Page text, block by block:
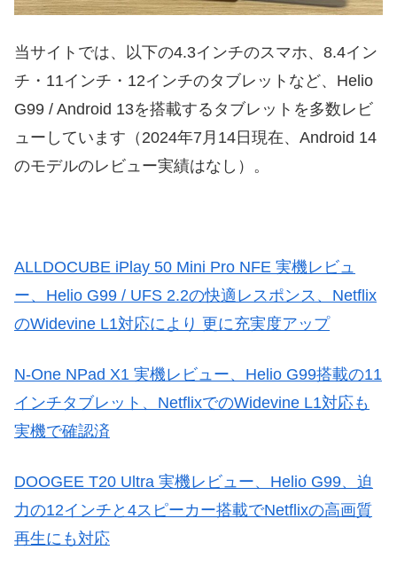
当サイトでは、以下の4.3インチのスマホ、8.4イン
チ・11インチ・12インチのタブレットなど、Helio
G99 / Android 13を搭載するタブレットを多数レビ
ューしています（2024年7月14日現在、Android 14
のモデルのレビュー実績はなし）。
ALLDOCUBE iPlay 50 Mini Pro NFE 実機レビュ
ー、Helio G99 / UFS 2.2の快適レスポンス、Netflix
のWidevine L1対応により 更に充実度アップ
N-One NPad X1 実機レビュー、Helio G99搭載の11
インチタブレット、NetflixでのWidevine L1対応も
実機で確認済
DOOGEE T20 Ultra 実機レビュー、Helio G99、迫
力の12インチと4スピーカー搭載でNetflixの高画質
再生にも対応